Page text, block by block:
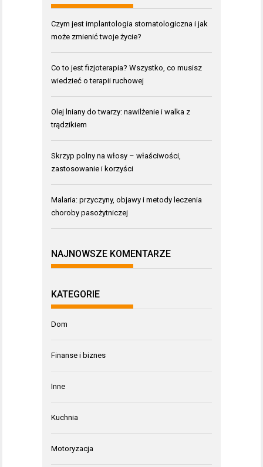
Czym jest implantologia stomatologiczna i jak
może zmienić twoje życie?
Co to jest fizjoterapia? Wszystko, co musisz
wiedzieć o terapii ruchowej
Olej lniany do twarzy: nawilżenie i walka z
trądzikiem
Skrzyp polny na włosy – właściwości,
zastosowanie i korzyści
Malaria: przyczyny, objawy i metody leczenia
choroby pasożytniczej
NAJNOWSZE KOMENTARZE
KATEGORIE
Dom
Finanse i biznes
Inne
Kuchnia
Motoryzacja